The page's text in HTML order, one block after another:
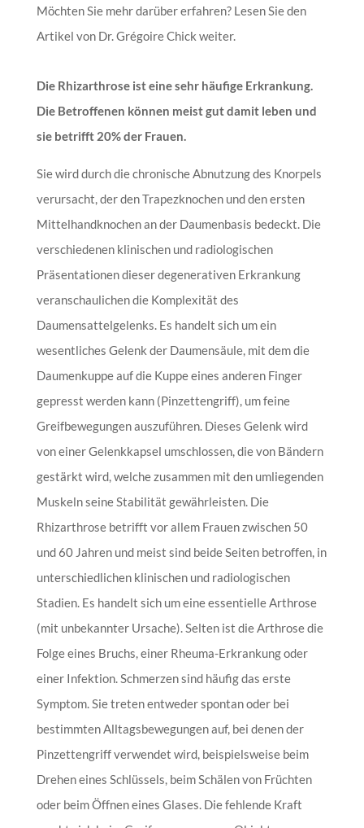
Möchten Sie mehr darüber erfahren? Lesen Sie den
Artikel von Dr. Grégoire Chick weiter.
Die Rhizarthrose ist eine sehr häufige Erkrankung.
Die Betroffenen können meist gut damit leben und
sie betrifft 20% der Frauen.
Sie wird durch die chronische Abnutzung des Knorpels
verursacht, der den Trapezknochen und den ersten
Mittelhandknochen an der Daumenbasis bedeckt. Die
verschiedenen klinischen und radiologischen
Präsentationen dieser degenerativen Erkrankung
veranschaulichen die Komplexität des
Daumensattelgelenks. Es handelt sich um ein
wesentliches Gelenk der Daumensäule, mit dem die
Daumenkuppe auf die Kuppe eines anderen Finger
gepresst werden kann (Pinzettengriff), um feine
Greifbewegungen auszuführen. Dieses Gelenk wird
von einer Gelenkkapsel umschlossen, die von Bändern
gestärkt wird, welche zusammen mit den umliegenden
Muskeln seine Stabilität gewährleisten. Die
Rhizarthrose betrifft vor allem Frauen zwischen 50
und 60 Jahren und meist sind beide Seiten betroffen, in
unterschiedlichen klinischen und radiologischen
Stadien. Es handelt sich um eine essentielle Arthrose
(mit unbekannter Ursache). Selten ist die Arthrose die
Folge eines Bruchs, einer Rheuma-Erkrankung oder
einer Infektion. Schmerzen sind häufig das erste
Symptom. Sie treten entweder spontan oder bei
bestimmten Alltagsbewegungen auf, bei denen der
Pinzettengriff verwendet wird, beispielsweise beim
Drehen eines Schlüssels, beim Schälen von Früchten
oder beim Öffnen eines Glases. Die fehlende Kraft